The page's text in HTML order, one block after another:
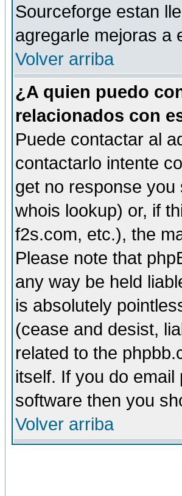
Sourceforge estan
agregarle mejoras a
Volver arriba
¿A quien puedo
relacionados con
Puede contactar al
contactarlo intente
get no response
whois lookup) or, if
f2s.com, etc.), the
Please note that
any way be held
is absolutely
(cease and desist,
related to the
itself. If you do
software then you
Volver arriba